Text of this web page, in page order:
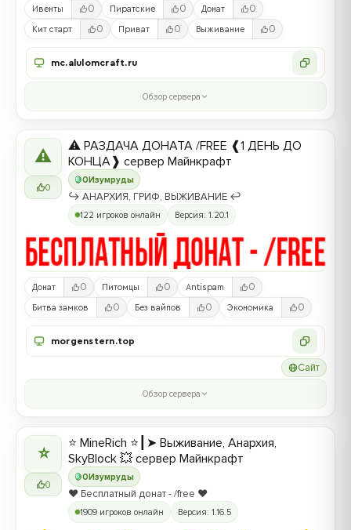
Ивенты 0 Пиратские 0 Донат 0
Кит старт 0 Приват 0 Выживание 0
mc.alulomcraft.ru
Обзор сервера
⚠
0
0Изумруды
⚠ РАЗДАЧА ДОНАТА /FREE ❰1 ДЕНЬ ДО
КОНЦА❱ сервер Майнкрафт
↪ АНАРХИЯ, ГРИФ, ВЫЖИВАНИЕ ↩
122 игроков онлайн Версия: 1.20.1
Донат 0 Питомцы 0 Antispam 0
Битва замков 0 Без вайпов 0 Экономика 0
morgenstern.top
Сайт
Обзор сервера
⭐
0
0Изумруды
⭐ MineRich ⭐┃➤ Выживание, Анархия,
SkyBlock 💥 сервер Майнкрафт
❤️ Бесплатный донат - /free ❤️
1909 игроков онлайн Версия: 1.16.5